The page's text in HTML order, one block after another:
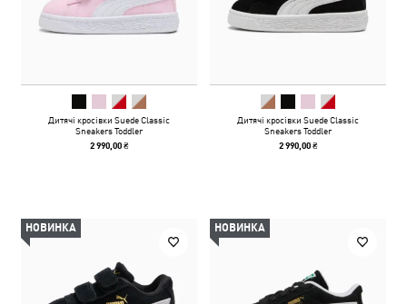
Дитячі кросівки Suede Classic
Sneakers Toddler
2 990,00 ₴
Дитячі кросівки Suede Classic
Sneakers Toddler
2 990,00 ₴
НОВИНКА НОВИНКА